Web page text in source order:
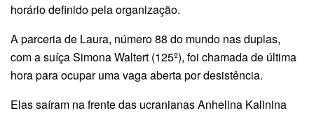
horário definido pela organização.
A parceria de Laura, número 88 do mundo nas duplas,
com a suíça Simona Waltert (125º), foi chamada de última
hora para ocupar uma vaga aberta por desistência.
Elas saíram na frente das ucranianas Anhelina Kalinina